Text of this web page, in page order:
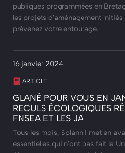
publiques programmées en
les projets d'aménagement
prévenez votre entourage.
16 janvier 2024
ARTICLE
GLANÉ POUR VOUS EN
RECULS ÉCOLOGIQUES
FNSEA ET LES JA
Tous les mois, Splann ! met en
essentielles qui n'ont pas fait la